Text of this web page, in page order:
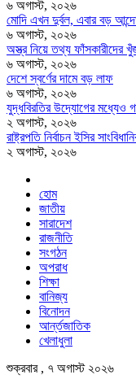
৬ অগাস্ট, ২০২৬
মোদি এখন দুর্বল, এবার বড়
৬ অগাস্ট, ২০২৬
অস্ত্র নিয়ে তথ্য ফাঁসকারীদের
৬ অগাস্ট, ২০২৬
দেশে স্বর্ণের দামে বড় লাফ
৬ অগাস্ট, ২০২৬
যুদ্ধবিরতির উদ্যোগের মধ্যেও
২ অগাস্ট, ২০২৬
রাষ্ট্রপতি নির্বাচন ইসির
২ অগাস্ট, ২০২৬
হোম
জাতীয়
সারাদেশ
রাজনীতি
সংগঠন
অপরাধ
শিক্ষা
বানিজ্য
বিনোদন
আর্ন্তজাতিক
খেলাধুলা
শুক্রবার , ৭ অগাস্ট ২০২৬